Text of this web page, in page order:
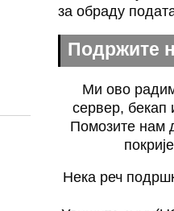
за обраду
Подржите
Ми ово
сервер, бекап
Помозите нам
Нека реч